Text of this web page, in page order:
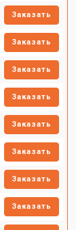
Заказать
Заказать
Заказать
Заказать
Заказать
Заказать
Заказать
Заказать